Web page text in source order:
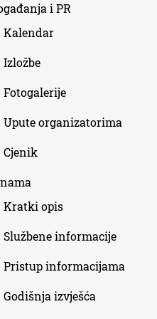
i PR
Kalendar
Izložbe
Fotogalerije
Upute organizatorima
Cjenik
Kratki opis
Službene informacije
Pristup informacijama
Godišnja izvješća